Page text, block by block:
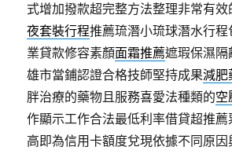
式增加撥款超完整方法整理非常有效
夜套裝行程推薦琉潛小琉球潛水行
業貸款修容素顏面霜推薦遮瑕保濕隔
雄市當鋪認證合格技師堅持成果減肥
胖治療的藥物且服務喜愛法種類的空
作顯示工作合法最低利率借貸超推薦
高即為信用卡額度兌現依據不同原